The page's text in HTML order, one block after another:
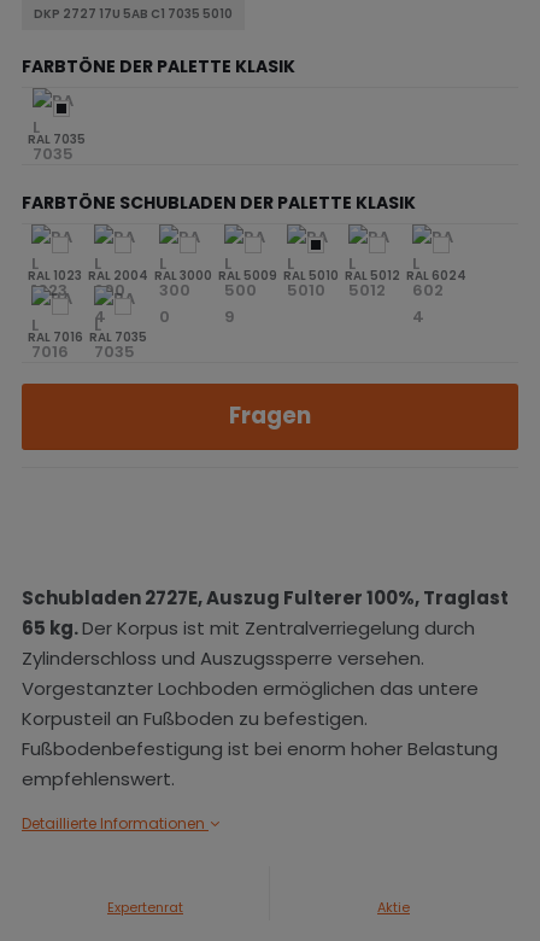
DKP 2727 17U 5AB C1 7035 5010
FARBTÖNE DER PALETTE KLASIK
RAL 7035
FARBTÖNE SCHUBLADEN DER PALETTE KLASIK
RAL 1023 RAL 2004 RAL 3000 RAL 5009 RAL 5010 RAL 5012 RAL 6024
RAL 7016 RAL 7035
Fragen
Schubladen 2727E, Auszug Fulterer100%, Traglast
65 kg.Der Korpus ist mit Zentralverriegelung durch
Zylinderschloss und Auszugssperre versehen.
Vorgestanzter Lochboden ermöglichen das untere
Korpusteil an Fußboden zu befestigen.
Fußbodenbefestigung ist bei enorm hoher Belastung
empfehlenswert.
Detaillierte Informationen
Expertenrat Aktie